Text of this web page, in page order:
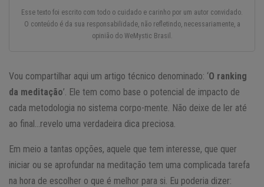
Esse texto foi escrito com todo o cuidado e carinho por um autor convidado.
O conteúdo é da sua responsabilidade, não refletindo, necessariamente, a
opinião do WeMystic Brasil.
Vou compartilhar aqui um artigo técnico denominado: ‘O ranking
da meditação’. Ele tem como base o potencial de impacto de
cada metodologia no sistema corpo-mente. Não deixe de ler até
ao final…revelo uma verdadeira dica preciosa.
Em meio a tantas opções, aquele que tem interesse, que quer
iniciar ou se aprofundar na meditação tem uma complicada tarefa
na hora de escolher o que é melhor para si. Eu poderia dizer: